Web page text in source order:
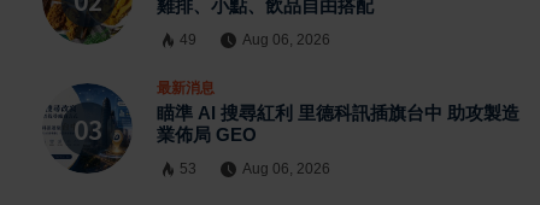
雞排、小點、飲品自由搭配
49 Aug 06, 2026
最新消息
瞄準 AI 搜尋紅利 里德科訊插旗台中 助攻製造
業佈局 GEO
53 Aug 06, 2026